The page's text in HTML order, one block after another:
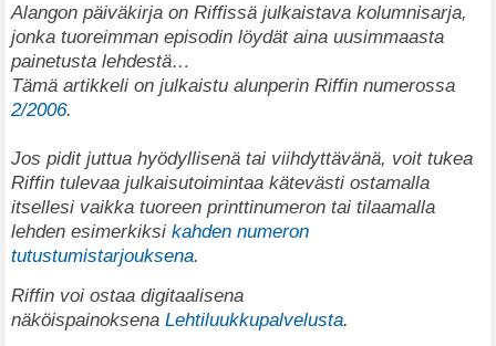
Alangon päiväkirja on Riffissä julkaistava kolumnisarja,
jonka tuoreimman episodin löydät aina uusimmaasta
painetusta lehdestä…
Tämä artikkeli on julkaistu alunperin Riffin numerossa
2/2006.
Jos pidit juttua hyödyllisenä tai viihdyttävänä, voit tukea
Riffin tulevaa julkaisutoimintaa kätevästi ostamalla
itsellesi vaikka tuoreen printtinumeron tai tilaamalla
lehden esimerkiksi kahden numeron
tutustumistarjouksena.
Riffin voi ostaa digitaalisena
näköispainoksena Lehtiluukkupalvelusta.